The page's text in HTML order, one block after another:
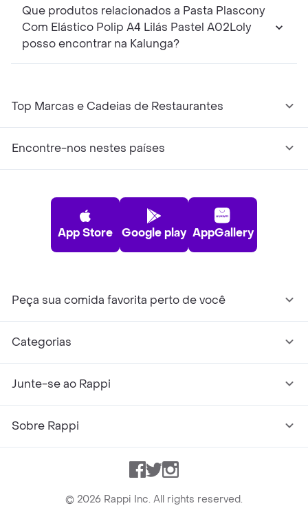
Que produtos relacionados a Pasta Plascony
Com Elástico Polip A4 Lilás Pastel A02Loly
posso encontrar na Kalunga?
Top Marcas e Cadeias de Restaurantes
Encontre-nos nestes países
App Store Google play AppGallery
Peça sua comida favorita perto de você
Categorias
Junte-se ao Rappi
Sobre Rappi
Facebook
TwitterInstagram
© 2026 Rappi Inc. All rights reserved.